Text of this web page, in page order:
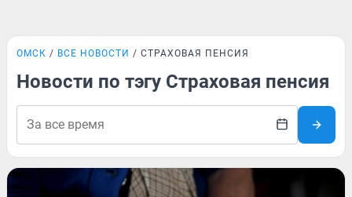
ОМСК ВСЕ НОВОСТИ СТРАХОВАЯ ПЕНСИЯ
Новости по тэгу Страховая пенсия